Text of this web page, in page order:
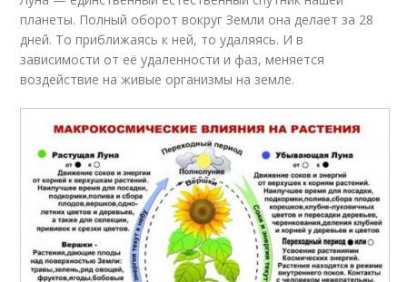
планеты. Полный оборот вокруг Земли она делает за 28
дней. То приближаясь к ней, то удаляясь. И в
зависимости от её удаленности и фаз, меняется
воздействие на живые организмы на земле.